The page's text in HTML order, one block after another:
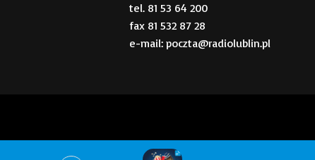
tel. 81 53 64 200
fax 81 532 87 28
e-mail: poczta@radiolublin.pl